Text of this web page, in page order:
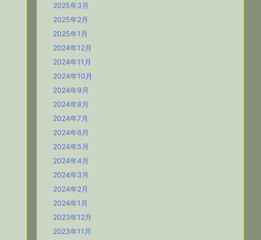
2025年3月
2025年2月
2025年1月
2024年12月
2024年11月
2024年10月
2024年9月
2024年8月
2024年7月
2024年6月
2024年5月
2024年4月
2024年3月
2024年2月
2024年1月
2023年12月
2023年11月